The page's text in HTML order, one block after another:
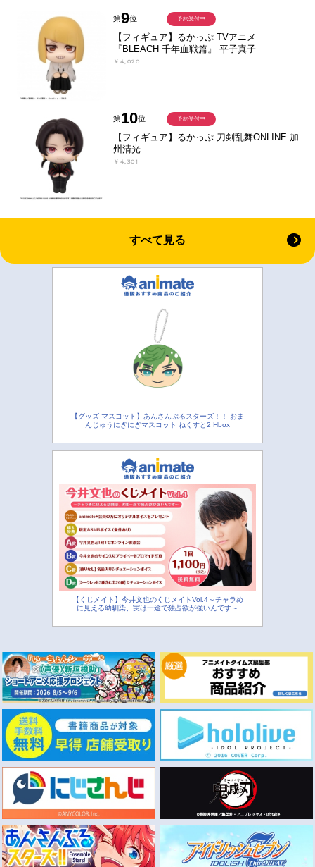
第9位
【フィギュア】るかっぷ TVアニメ
『BLEACH 千年血戦篇』 平子真子
￥4,020
予約受付中
第10位
【フィギュア】るかっぷ 刀剣乱舞ONLINE 加
州清光
￥4,301
予約受付中
すべて見る
【グッズ-マスコット】あんさんぶるスターズ！！ おま
んじゅうにぎにぎマスコット ねくすと2 Hbox
【くじメイト】今井文也のくじメイトVol.4～チャラめ
に見える幼馴染、実は一途で独占欲が強いんです～